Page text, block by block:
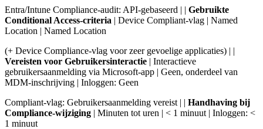
Entra/Intune Compliance-audit: API-gebaseerd | | Gebruikte
Conditional Access-criteria | Device Compliant-vlag | Named
Location | Named Location
(+ Device Compliance-vlag voor zeer gevoelige applicaties) | |
Vereisten voor Gebruikersinteractie | Interactieve
gebruikersaanmelding via Microsoft-app | Geen, onderdeel van
MDM-inschrijving | Inloggen: Geen
Compliant-vlag: Gebruikersaanmelding vereist | | Handhaving bij
Compliance-wijziging | Minuten tot uren | < 1 minuut | Inloggen: <
1 minuut